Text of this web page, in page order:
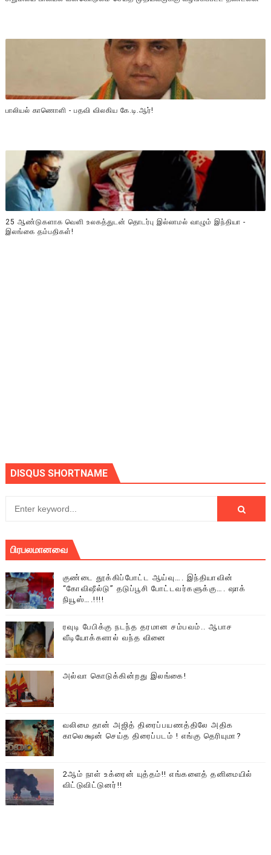
பாலியல் காணொளி - பதவி விலகிய கே.டி.ஆர்!
25 ஆண்டுகளாக வெளி உலகத்துடன் தொடர்பு இல்லாமல் வாழும் இந்தியா -
இலங்கை தம்பதிகள்!
DISQUS SHORTNAME
பிரபலமானவை
குண்டை தூக்கிப்போட்ட ஆய்வு…. இந்தியாவின்
“கோவிஷீல்டு” தடுப்பூசி போட்டவர்களுக்கு…. ஷாக்
நியூஸ்….!!!!
ரவுடி பேபிக்கு நடந்த தரமான சம்பவம்.. ஆபாச
வீடியோக்களால் வந்த வினை
அல்வா கொடுக்கின்றது இலங்கை!
வலிமை தான் அஜித் திரைப்பயணத்திலே அதிக
காலெக்ஷன் செய்த திரைப்படம் ! எங்கு தெரியுமா?
2ஆம் நாள் உக்ரைன் யுத்தம்!! எங்களைத் தனிமையில்
விட்டுவிட்டுனர்!!